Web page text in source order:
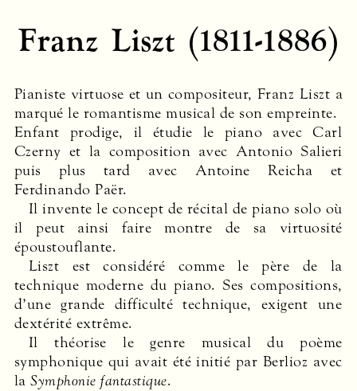
Franz Liszt (1811-1886)
Pianiste virtuose et un compositeur, Franz Liszt a
marqué le romantisme musical de son empreinte.
Enfant prodige, il étudie le piano avec Carl
Czerny et la composition avec Antonio Salieri
puis plus tard avec Antoine Reicha et
Ferdinando Paër.
Il invente le concept de récital de piano solo où
il peut ainsi faire montre de sa virtuosité
époustouflante.
Liszt est considéré comme le père de la
technique moderne du piano. Ses compositions,
d’une grande difficulté technique, exigent une
dextérité extrême.
Il théorise le genre musical du poème
symphonique qui avait été initié par Berlioz avec
laSymphonie fantastique.